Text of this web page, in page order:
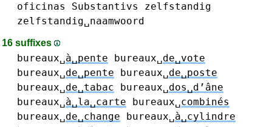
oficinas
Substantivs
zelfstandig
zelfstandig␣naamwoord
16 suffixes
bureaux␣à␣pente bureaux␣de␣vote
bureaux␣de␣pente bureaux␣de␣poste
bureaux␣de␣tabac bureaux␣dos␣d’âne
bureaux␣à␣la␣carte bureaux␣combinés
bureaux␣de␣change bureaux␣à␣cylindre